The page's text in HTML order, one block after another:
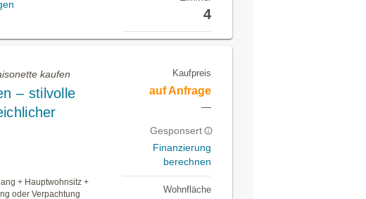
4
kaufen
– stilvolle
+ Hauptwohnsitz +
oder Verpachtung
Kaufpreis
auf Anfrage
—
Gesponsert
Finanzierung
berechnen
Wohnfläche